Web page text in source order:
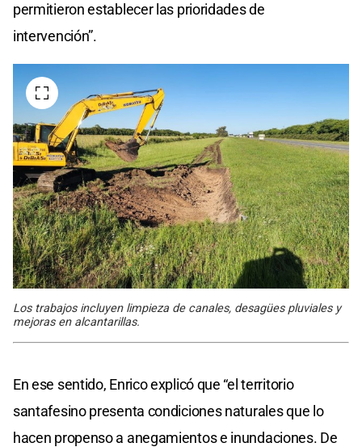
permitieron establecer las prioridades de
intervención”.
Los trabajos incluyen limpieza de canales, desagües pluviales y
mejoras en alcantarillas.
En ese sentido, Enrico explicó que “el territorio
santafesino presenta condiciones naturales que lo
hacen propenso a anegamientos e inundaciones. De